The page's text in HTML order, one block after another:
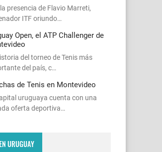
presencia de Flavio Marreti,
ITF oriundo…
Open, el ATP Challenger de
del torneo de Tenis más
del país, c…
de Tenis en Montevideo
uruguaya cuenta con una
oferta deportiva…
URUGUAY